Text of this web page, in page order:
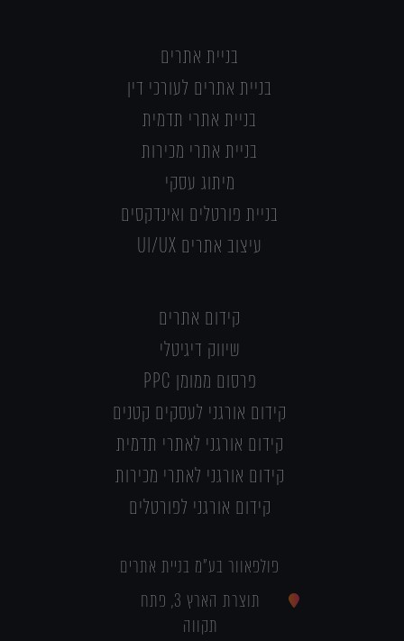
בניית אתרים
בניית אתרים לעורכי דין
בניית אתרי תדמית
בניית אתרי מכירות
מיתוג עסקי
בניית פורטלים ואינדקסים
עיצוב אתרים UI/UX
קידום אתרים
שיווק דיגיטלי
פרסום ממומן PPC
קידום אורגני לעסקים קטנים
קידום אורגני לאתרי תדמית
קידום אורגני לאתרי מכירות
קידום אורגני לפורטלים
פולפאוור בע"מ בניית אתרים
תוצרת הארץ 3, פתח
תקווה